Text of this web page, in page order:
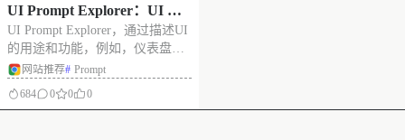
UI Prompt Explorer：UI 提
示词生成器，为你的UI设计
提供灵感
UI Prompt Explorer，通过描述UI
的用途和功能，例如，仪表盘、
社交媒体应用、电子商务网站
计细节，您可以按照他的描述来
网站推荐# Prompt
684
0 0 0